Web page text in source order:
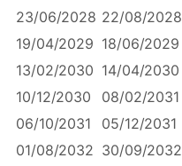
23/06/2028 22/08/2028
19/04/2029 18/06/2029
13/02/2030 14/04/2030
10/12/2030
08/02/2031
06/10/2031
05/12/2031
01/08/2032 30/09/2032